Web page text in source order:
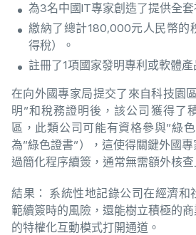
為3名中國IT專家創造了提供全
繳納了總計180,000元人民幣的
得稅）。
註冊了1項國家發明專利或軟體產
在向外國專家局提交了來自科技園
明”和稅務證明後，該公司獲得了
區，此類公司可能有資格參與”綠
為”綠色證書”），這使得關鍵外國
過簡化程序續簽，通常無需額外核查
結果： 系統性地記錄公司在經濟和
範續簽時的風險，還能樹立積極的
的特權化互動模式打開通道。